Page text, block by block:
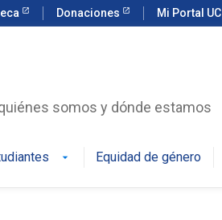
Donaciones Mi Portal UC
somos y dónde estamos
arrow_drop_down Equidad de género